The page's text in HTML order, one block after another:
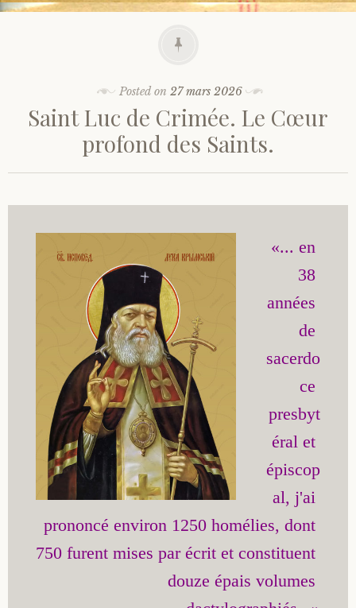
Posted on 27 mars 2026
Saint Luc de Crimée. Le Cœur
profond des Saints.
«... en
38
années
de
sacerdo
ce
presbyt
éral et
épiscop
al, j'ai
prononcé environ 1250 homélies, dont
750 furent mises par écrit et constituent
douze épais volumes